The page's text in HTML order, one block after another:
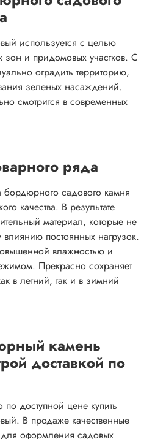
используется с целью
зон и придомовых участков. С
оградить территорию,
зеленых насаждений.
смотрится в современных
ряда
бордюрного садового камня
качества. В результате
материал, которые не
влиянию постоянных нагрузок.
влажностью и
Прекрасно сохраняет
в летний, так и в зимний
камень
доставкой по
доступной цене купить
В продаже качественные
оформления садовых